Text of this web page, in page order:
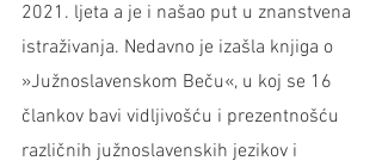
2021. ljeta a je i našao put u znanstvena
istraživanja. Nedavno je izašla knjiga o
»Južnoslavenskom Beču«, u koj se 16
člankov bavi vidljivošću i prezentnošću
različnih južnoslavenskih jezikov i